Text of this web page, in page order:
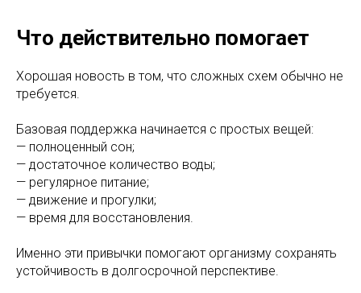
Что действительно помогает
Хорошая новость в том, что сложных схем обычно не
требуется.
Базовая поддержка начинается с простых вещей:
— полноценный сон;
— достаточное количество воды;
— регулярное питание;
— движение и прогулки;
— время для восстановления.
Именно эти привычки помогают организму сохранять
устойчивость в долгосрочной перспективе.